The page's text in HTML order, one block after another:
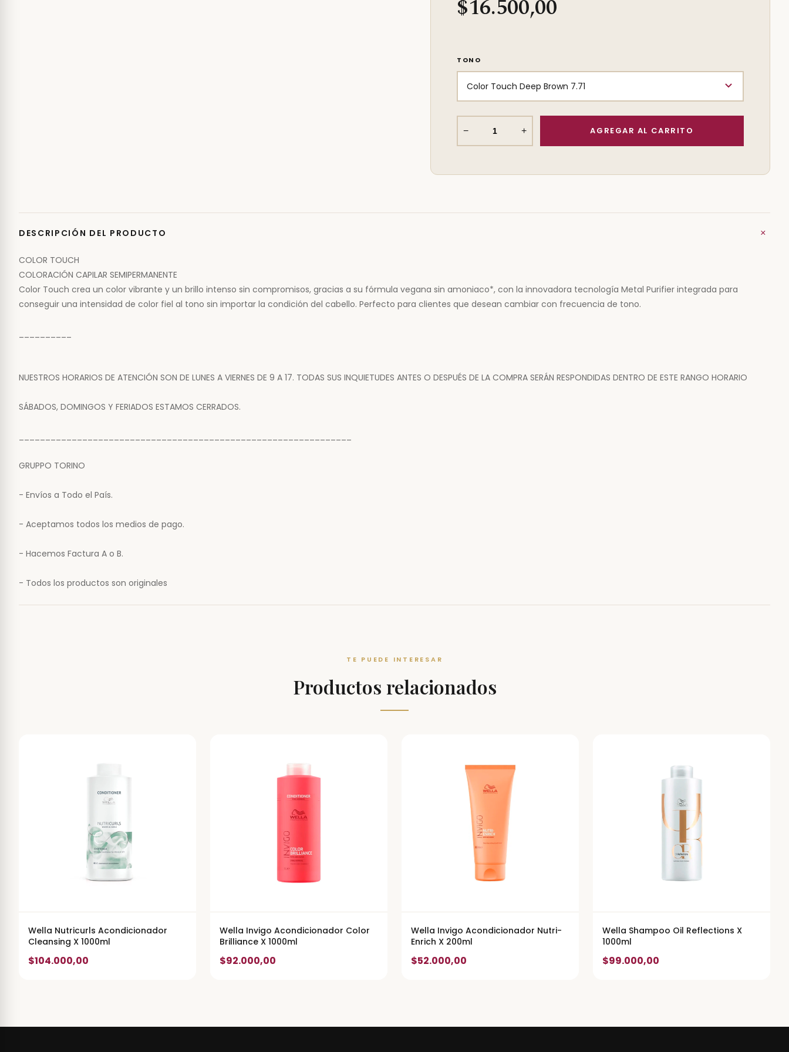
$16.500,00
TONO
− +
DESCRIPCIÓN DEL PRODUCTO +
COLOR TOUCH
COLORACIÓN CAPILAR SEMIPERMANENTE
Color Touch crea un color vibrante y un brillo intenso sin compromisos, gracias a su fórmula vegana sin amoniaco*, con la innovadora tecnología Metal Purifier integrada para
conseguir una intensidad de color fiel al tono sin importar la condición del cabello. Perfecto para clientes que desean cambiar con frecuencia de tono.
NUESTROS HORARIOS DE ATENCIÓN SON DE LUNES A VIERNES DE 9 A 17. TODAS SUS INQUIETUDES ANTES O DESPUÉS DE LA COMPRA SERÁN RESPONDIDAS DENTRO DE ESTE RANGO HORARIO
SÁBADOS, DOMINGOS Y FERIADOS ESTAMOS CERRADOS.
GRUPPO TORINO
- Envíos a Todo el País.
- Aceptamos todos los medios de pago.
- Hacemos Factura A o B.
- Todos los productos son originales
TE PUEDE INTERESAR
Productos relacionados
Wella Nutricurls Acondicionador
Cleansing X 1000ml
$104.000,00
Wella Invigo Acondicionador Color
Brilliance X 1000ml
$92.000,00
Wella Invigo Acondicionador Nutri-
Enrich X 200ml
$52.000,00
Wella Shampoo Oil Reflections X
1000ml
$99.000,00